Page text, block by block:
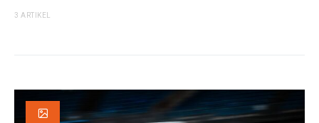
3 ARTIKEL